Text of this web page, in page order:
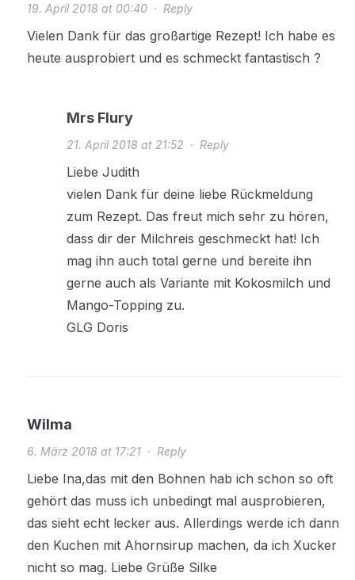
19. April 2018 at 00:40· Reply
Vielen Dank für das großartige Rezept! Ich habe es
heute ausprobiert und es schmeckt fantastisch ?
Mrs Flury
21. April 2018 at 21:52 · Reply
Liebe Judith
vielen Dank für deine liebe Rückmeldung
zum Rezept. Das freut mich sehr zu hören,
dass dir der Milchreis geschmeckt hat! Ich
mag ihn auch total gerne und bereite ihn
gerne auch als Variante mit Kokosmilch und
Mango-Topping zu.
GLG Doris
Wilma
6. März 2018 at 17:21· Reply
Liebe Ina,das mit den Bohnen hab ich schon so oft
gehört das muss ich unbedingt mal ausprobieren,
das sieht echt lecker aus. Allerdings werde ich dann
den Kuchen mit Ahornsirup machen, da ich Xucker
nicht so mag. Liebe Grüße Silke